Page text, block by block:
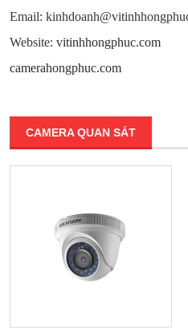
Email:
Website: vitinhhongphuc.com
camerahongphuc.com
CAMERA QUAN SÁT